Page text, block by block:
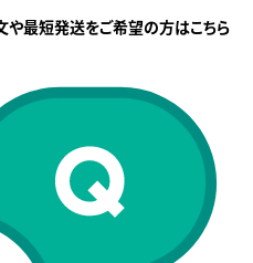
や最短発送をご希望の方はこちら